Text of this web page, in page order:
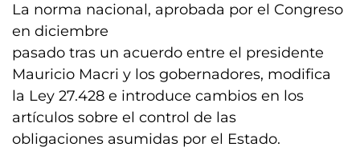
La norma nacional, aprobada por el Congreso
en diciembre
pasado tras un acuerdo entre el presidente
Mauricio Macri y los gobernadores, modifica
la Ley 27.428 e introduce cambios en los
artículos sobre el control de las
obligaciones asumidas por el Estado.